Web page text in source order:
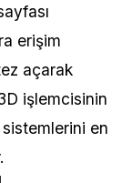
erişim
açarak
işlemcisinin
en